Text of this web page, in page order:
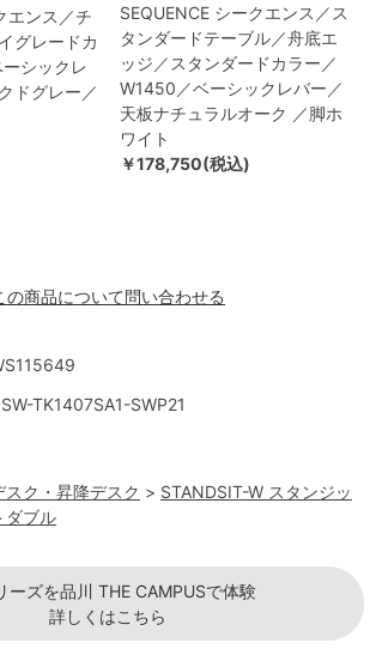
TK1407SA1-SWP21
スク・昇降デスク > STANDSIT-W スタンジッ
ダブル
エンス／チ
グレードカ
シックレ
ドグレー／
SEQUENCE シークエンス／ス
タンダードテーブル／舟底エ
ッジ／スタンダードカラー／
W1450／ベーシックレバー／
天板ナチュラルオーク ／脚ホ
ワイト
￥178,750(税込)
の商品について問い合わせる
ーズを品川 THE CAMPUSで体験
詳しくはこちら